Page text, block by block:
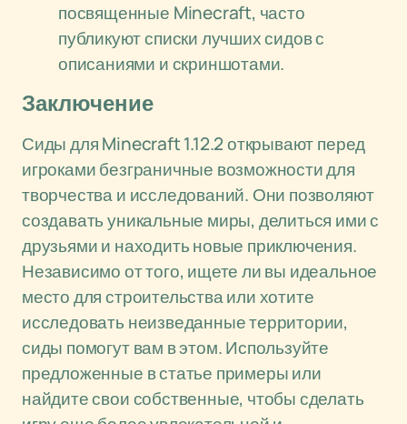
посвященные Minecraft, часто
публикуют списки лучших сидов с
описаниями и скриншотами.
Заключение
Сиды для Minecraft 1.12.2 открывают перед
игроками безграничные возможности для
творчества и исследований. Они позволяют
создавать уникальные миры, делиться ими с
друзьями и находить новые приключения.
Независимо от того, ищете ли вы идеальное
место для строительства или хотите
исследовать неизведанные территории,
сиды помогут вам в этом. Используйте
предложенные в статье примеры или
найдите свои собственные, чтобы сделать